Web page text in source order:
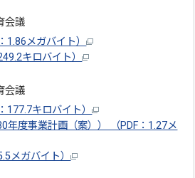
会議
1.86メガバイト）
キロバイト）
会議
177.7キロバイト）
年度事業計画（案）） （PDF：1.27メ
メガバイト）